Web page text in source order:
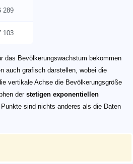
289
103
das Bevölkerungswachstum bekommen
auch grafisch darstellen, wobei die
vertikale Achse die Bevölkerungsgröße
der stetigen exponentiellen
Punkte sind nichts anderes als die Daten